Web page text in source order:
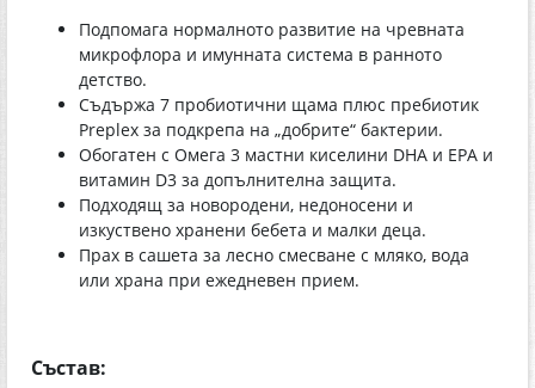
Подпомага нормалното развитие на чревната
микрофлора и имунната система в ранното
детство.
Съдържа 7 пробиотични щама плюс пребиотик
Preplex за подкрепа на „добрите“ бактерии.
Обогатен с Омега 3 мастни киселини DHA и EPA и
витамин D3 за допълнителна защита.
Подходящ за новородени, недоносени и
изкуствено хранени бебета и малки деца.
Прах в сашета за лесно смесване с мляко, вода
или храна при ежедневен прием.
Състав: